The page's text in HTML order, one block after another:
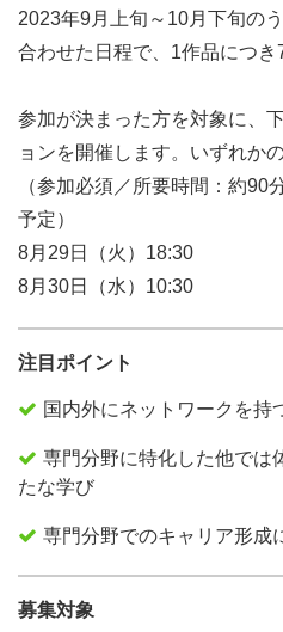
2023年9月上旬～10月下旬の
合わせた日程で、1作品につき
参加が決まった方を対象に、
ョンを開催します。いずれか
（参加必須／所要時間：約90
予定）
8月29日（火）18:30
8月30日（水）10:30
注目ポイント
国内外にネットワークを持
専門分野に特化した他では
たな学び
専門分野でのキャリア形成
募集対象